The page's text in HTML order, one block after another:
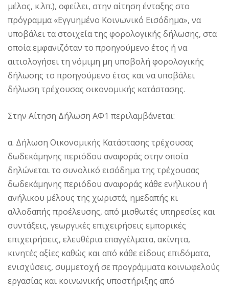
μέλος, κ.λπ.), οφείλει, στην αίτηση ένταξης στο
πρόγραμμα «Εγγυημένο Κοινωνικό Εισόδημα», να
υποβάλει τα στοιχεία της φορολογικής δήλωσης, στα
οποία εμφανιζόταν το προηγούμενο έτος ή να
αιτιολογήσει τη νόμιμη μη υποβολή φορολογικής
δήλωσης το προηγούμενο έτος και να υποβάλει
δήλωση τρέχουσας οικονομικής κατάστασης.
Στην Αίτηση Δήλωση ΑΦ1 περιλαμβάνεται:
α. Δήλωση Οικονομικής Κατάστασης τρέχουσας
δωδεκάμηνης περιόδου αναφοράς στην οποία
δηλώνεται το συνολικό εισόδημα της τρέχουσας
δωδεκάμηνης περιόδου αναφοράς κάθε ενήλικου ή
ανήλικου μέλους της χωριστά, ημεδαπής κι
αλλοδαπής προέλευσης, από μισθωτές υπηρεσίες και
συντάξεις, γεωργικές επιχειρήσεις εμπορικές
επιχειρήσεις, ελευθέρια επαγγέλματα, ακίνητα,
κινητές αξίες καθώς και από κάθε είδους επιδόματα,
ενισχύσεις, συμμετοχή σε προγράμματα κοινωφελούς
εργασίας και κοινωνικής υποστήριξης από